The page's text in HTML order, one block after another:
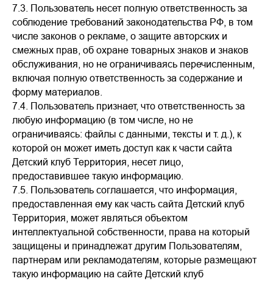
7.3. Пользователь несет полную ответственность за
соблюдение требований законодательства РФ, в том
числе законов о рекламе, о защите авторских и
смежных прав, об охране товарных знаков и знаков
обслуживания, но не ограничиваясь перечисленным,
включая полную ответственность за содержание и
форму материалов.
7.4. Пользователь признает, что ответственность за
любую информацию (в том числе, но не
ограничиваясь: файлы с данными, тексты и т. д.), к
которой он может иметь доступ как к части сайта
Детский клуб Территория, несет лицо,
предоставившее такую информацию.
7.5. Пользователь соглашается, что информация,
предоставленная ему как часть сайта Детский клуб
Территория, может являться объектом
интеллектуальной собственности, права на который
защищены и принадлежат другим Пользователям,
партнерам или рекламодателям, которые размещают
такую информацию на сайте Детский клуб